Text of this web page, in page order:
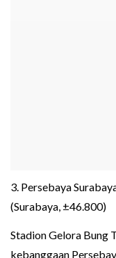
3. Persebaya
(Surabaya, ±46.800)
Stadion Gelora Bung
kebanggaan